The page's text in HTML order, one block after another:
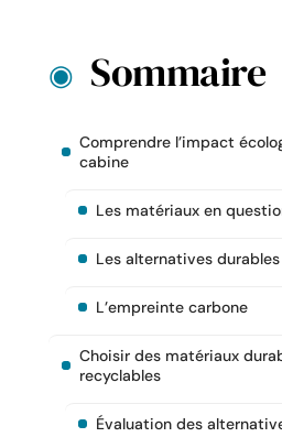
Sommaire
Comprendre l’impact
cabine
Les matériaux en
Les alternatives durables
L’empreinte carbone
Choisir des matériaux
recyclables
Évaluation des